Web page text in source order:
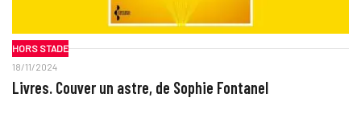
HORS STADE
18/11/2024
Livres. Couver un astre, de Sophie Fontanel